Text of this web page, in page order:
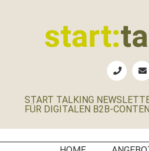
start:
B2B-
Social
Media
START TALKING
FÜR DIGITALEN B2B-